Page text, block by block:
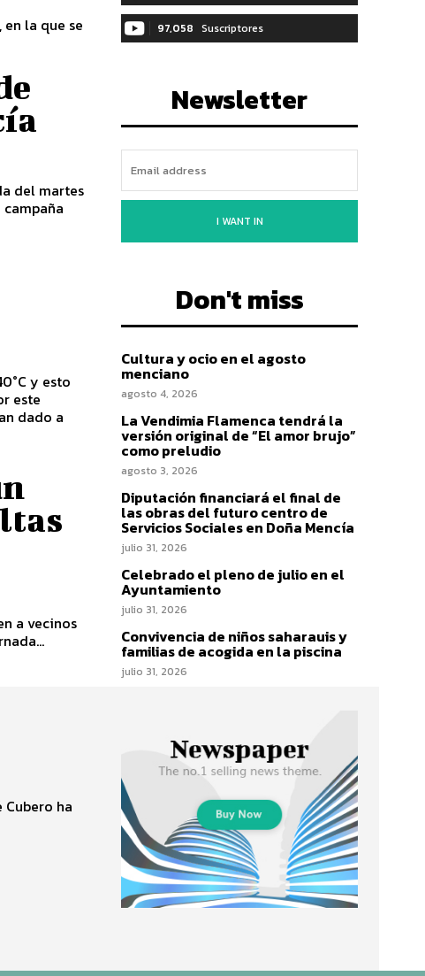
la que se
del martes
y esto
este
dado a
a vecinos
ha
97,058 Suscriptores
Newsletter
I WANT IN
Don't miss
Cultura y ocio en el agosto
menciano
agosto 4, 2026
La Vendimia Flamenca tendrá la
versión original de “El amor brujo”
como preludio
agosto 3, 2026
Diputación financiará el final de
las obras del futuro centro de
Servicios Sociales en Doña Mencía
julio 31, 2026
Celebrado el pleno de julio en el
Ayuntamiento
julio 31, 2026
Convivencia de niños saharauis y
familias de acogida en la piscina
julio 31, 2026